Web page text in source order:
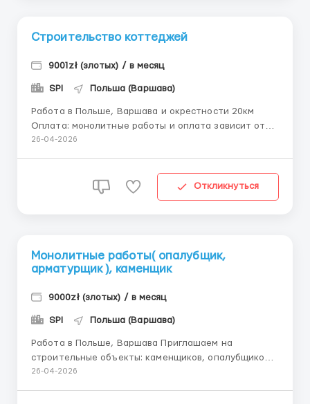
Строительство коттеджей
9001zł (злотых) / в месяц
SPI Польша (Варшава)
Работа в Польше, Варшава и окрестности 20км
Оплата: монолитные работы и оплата зависит от
проекта и объема каменщики керамический блок,
каменщиков, опалубщиков, арматурщиков, а...
26-04-2026
Откликнуться
Монолитные работы( опалубщик,
арматурщик ), каменщик
9000zł (злотых) / в месяц
SPI Польша (Варшава)
Работа в Польше, Варшава Приглашаем на
строительные объекты: каменщиков, опалубщиков,
арматурщиков, а также готовые бригады 3–4
26-04-2026